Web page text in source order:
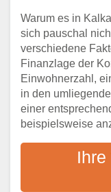
Kalkar,
VHS steht
Online-
VHS-Kurs
Vor- und
Das
Warum es in
sich pauschal
verschiedene
Finanzlage der
Einwohnerzahl,
in den
einer
beispielsweise